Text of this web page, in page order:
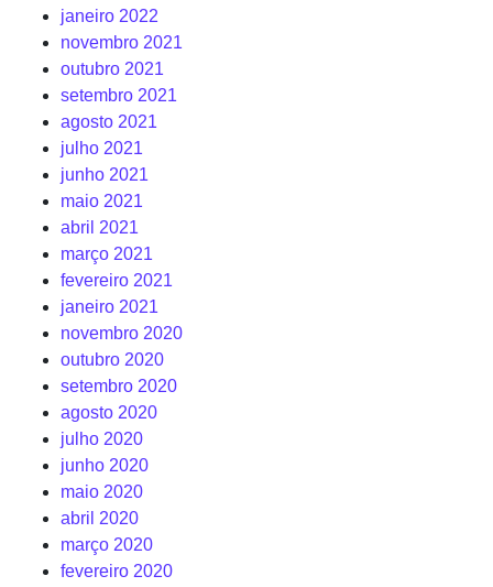
janeiro 2022
novembro 2021
outubro 2021
setembro 2021
agosto 2021
julho 2021
junho 2021
maio 2021
abril 2021
março 2021
fevereiro 2021
janeiro 2021
novembro 2020
outubro 2020
setembro 2020
agosto 2020
julho 2020
junho 2020
maio 2020
abril 2020
março 2020
fevereiro 2020